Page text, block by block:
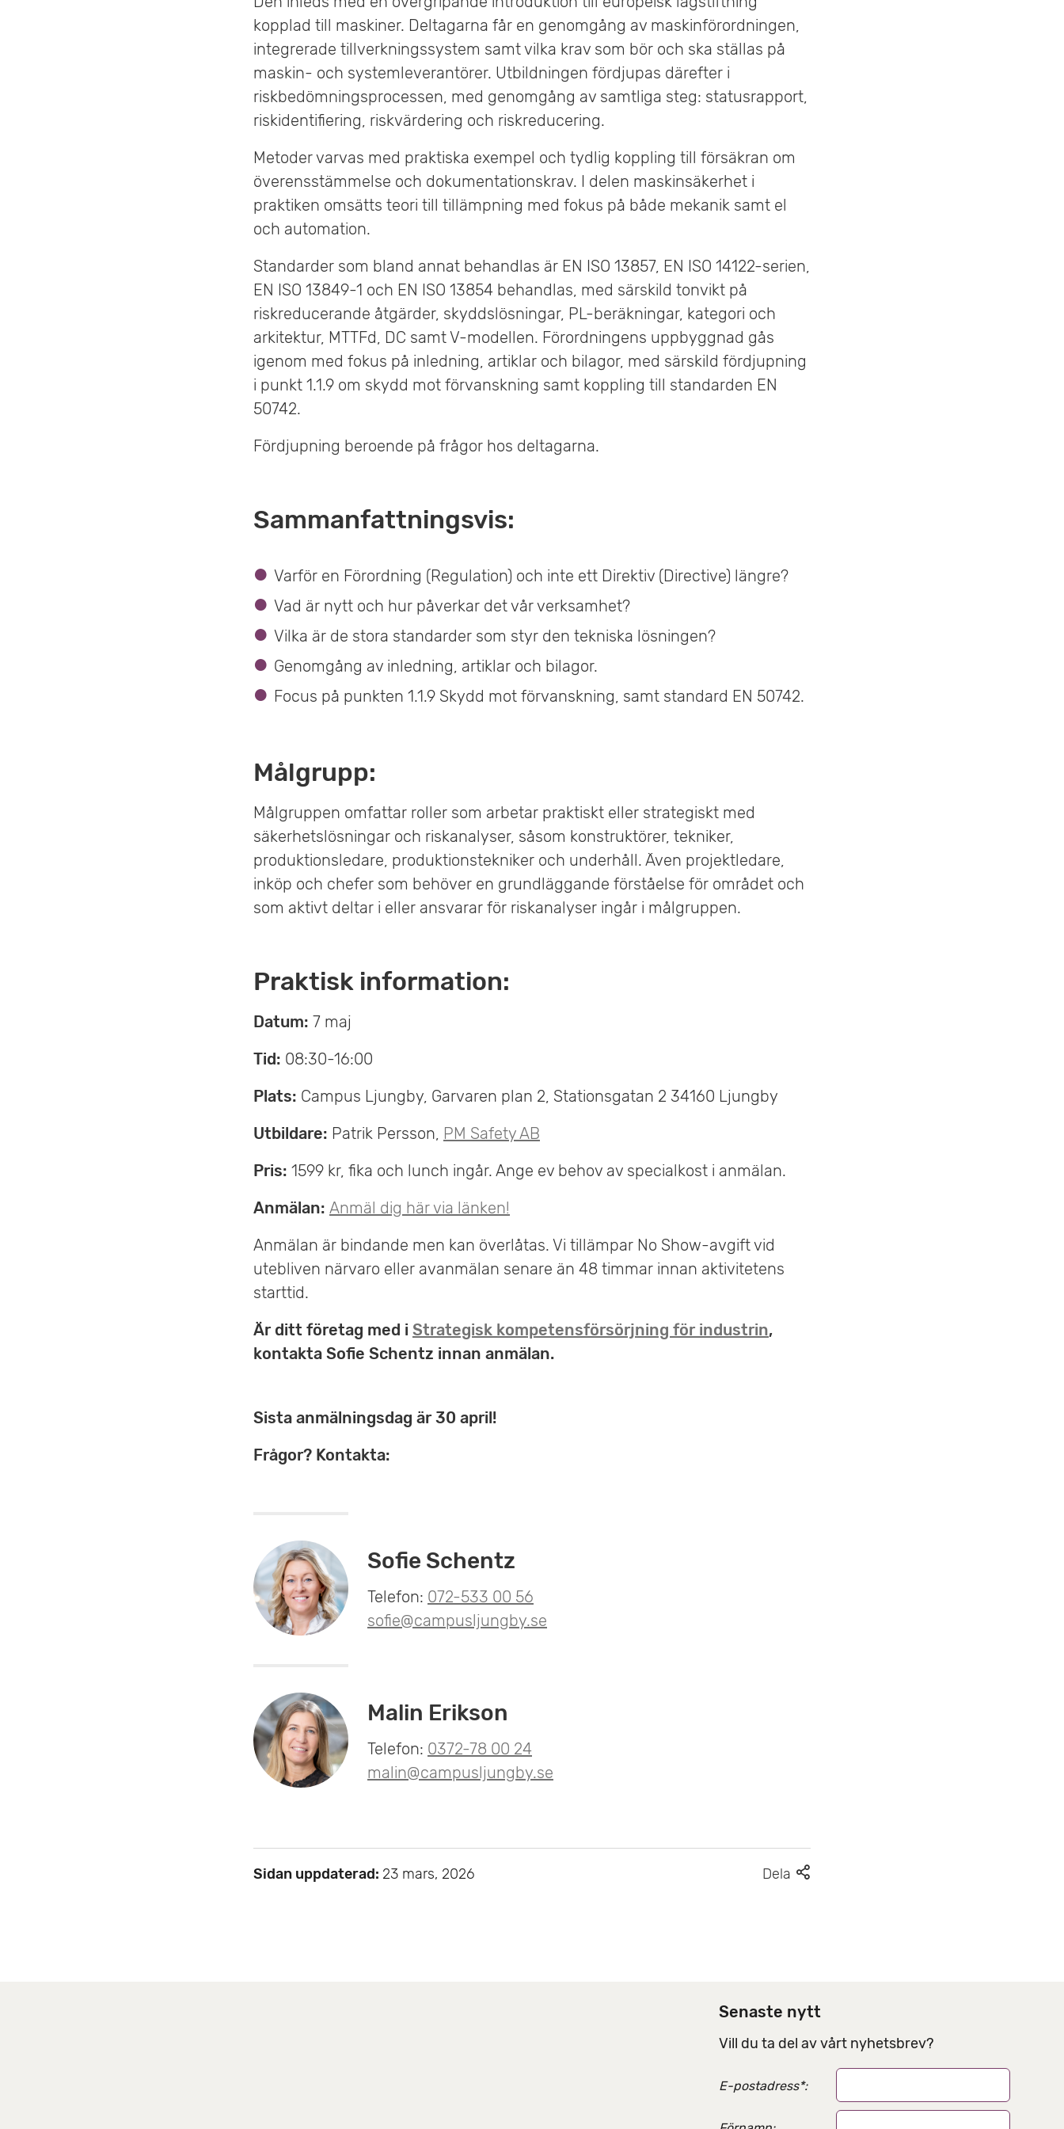
kopplad till maskiner. Deltagarna får en genomgång av maskinförordningen,
integrerade tillverkningssystem samt vilka krav som bör och ska ställas på
maskin- och systemleverantörer. Utbildningen fördjupas därefter i
riskbedömningsprocessen, med genomgång av samtliga steg: statusrapport,
riskidentifiering, riskvärdering och riskreducering.
Metoder varvas med praktiska exempel och tydlig koppling till försäkran om
överensstämmelse och dokumentationskrav. I delen maskinsäkerhet i
praktiken omsätts teori till tillämpning med fokus på både mekanik samt el
och automation.
Standarder som bland annat behandlas är EN ISO 13857, EN ISO 14122-serien,
EN ISO 13849-1 och EN ISO 13854 behandlas, med särskild tonvikt på
riskreducerande åtgärder, skyddslösningar, PL-beräkningar, kategori och
arkitektur, MTTFd, DC samt V-modellen. Förordningens uppbyggnad gås
igenom med fokus på inledning, artiklar och bilagor, med särskild fördjupning
i punkt 1.1.9 om skydd mot förvanskning samt koppling till standarden EN
50742.
Fördjupning beroende på frågor hos deltagarna.
Sammanfattningsvis:
Varför en Förordning (Regulation) och inte ett Direktiv (Directive) längre?
Vad är nytt och hur påverkar det vår verksamhet?
Vilka är de stora standarder som styr den tekniska lösningen?
Genomgång av inledning, artiklar och bilagor.
Focus på punkten 1.1.9 Skydd mot förvanskning, samt standard EN 50742.
Målgrupp:
Målgruppen omfattar roller som arbetar praktiskt eller strategiskt med
säkerhetslösningar och riskanalyser, såsom konstruktörer, tekniker,
produktionsledare, produktionstekniker och underhåll. Även projektledare,
inköp och chefer som behöver en grundläggande förståelse för området och
som aktivt deltar i eller ansvarar för riskanalyser ingår i målgruppen.
Praktisk information:
Datum: 7 maj
Tid: 08:30-16:00
Plats: Campus Ljungby, Garvaren plan 2, Stationsgatan 2 34160 Ljungby
Utbildare: Patrik Persson, PM Safety AB
Pris: 1599 kr, fika och lunch ingår. Ange ev behov av specialkost i anmälan.
Anmälan: Anmäl dig här via länken!
Anmälan är bindande men kan överlåtas. Vi tillämpar No Show-avgift vid
utebliven närvaro eller avanmälan senare än 48 timmar innan aktivitetens
starttid.
Är ditt företag med i Strategisk kompetensförsörjning för industrin,
kontakta Sofie Schentz innan anmälan.
Sista anmälningsdag är 30 april!
Frågor? Kontakta:
Sofie Schentz
Telefon: 072-533 00 56
sofie@campusljungby.se
Malin Erikson
Telefon: 0372-78 00 24
malin@campusljungby.se
Sidan uppdaterad: 23 mars, 2026 Dela
l
i
Senaste nytt
Vill du ta del av vårt nyhetsbrev?
E-postadress*: